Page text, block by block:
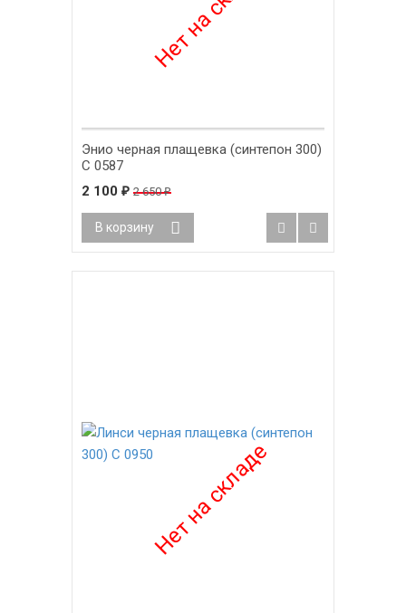
Энио черная плащевка (синтепон 300)
С 0587
2 100 ₽ 2 650₽
В корзину